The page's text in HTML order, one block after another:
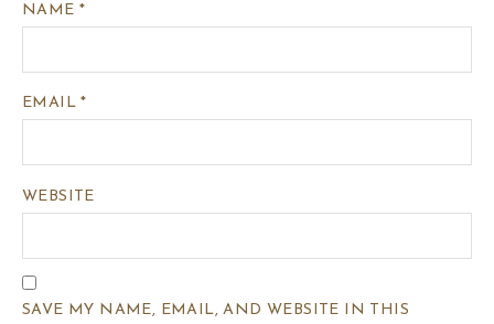
NAME *
EMAIL*
WEBSITE
SAVE MY NAME, EMAIL, AND WEBSITE IN THIS